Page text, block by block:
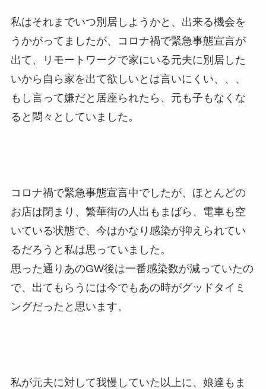
私はそれまでいつ別居しようかと、出来る機会を
うかがってましたが、コロナ禍で緊急事態宣言が
出て、リモートワークで家にいる元夫に別居した
いから自ら家を出て欲しいとは言いにくい、、、
もし言って嫌だと居座られたら、元も子もなくな
ると悶々としていました。
コロナ禍で緊急事態宣言中でしたが、ほとんどの
お店は閉まり、繁華街の人出もまばら、電車も空
いている状態で、今はかなり感染が抑えられてい
るだろうと私は思っていました。
思った通りあのGW後は一番感染数が減っていたの
で、出てもらうには今でもあの時がグッドタイミ
ングだったと思います。
私が元夫に対して我慢していた以上に、娘達もま